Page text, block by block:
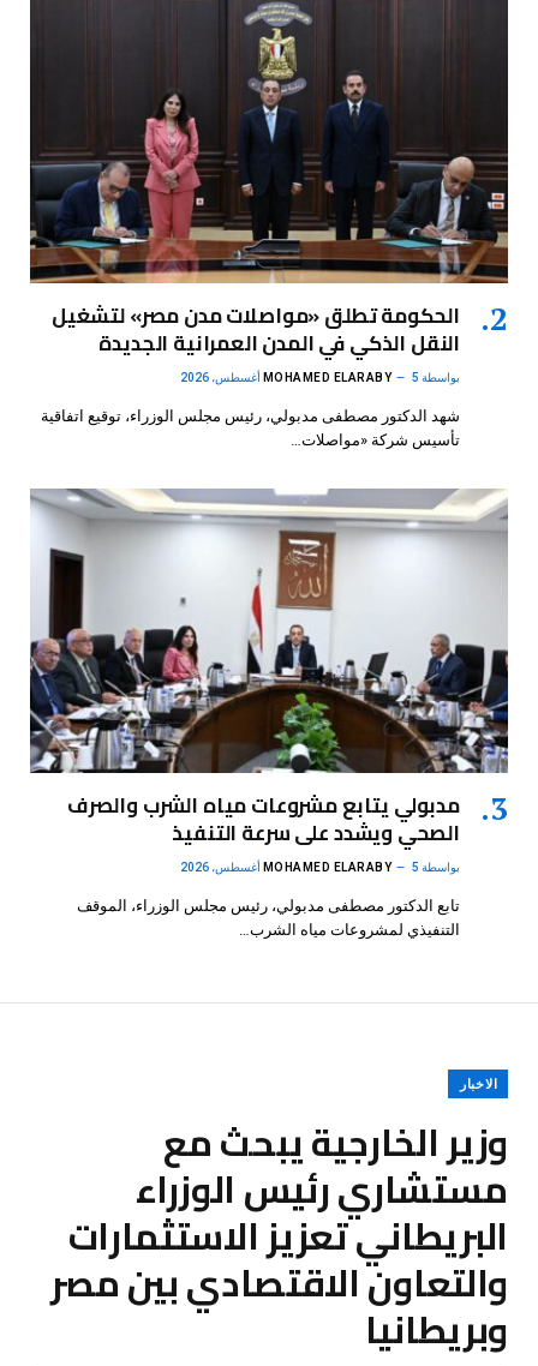
الحكومة تطلق «مواصلات مدن مصر» لتشغيل
النقل الذكي في المدن العمرانية الجديدة
بواسطة MOHAMED ELARABY 5 أغسطس، 2026
شهد الدكتور مصطفى مدبولي، رئيس مجلس الوزراء، توقيع اتفاقية
تأسيس شركة «مواصلات…
مدبولي يتابع مشروعات مياه الشرب والصرف
الصحي ويشدد على سرعة التنفيذ
بواسطة MOHAMED ELARABY 5 أغسطس، 2026
تابع الدكتور مصطفى مدبولي، رئيس مجلس الوزراء، الموقف
التنفيذي لمشروعات مياه الشرب…
الاخبار
وزير الخارجية يبحث مع
مستشاري رئيس الوزراء
البريطاني تعزيز الاستثمارات
والتعاون الاقتصادي بين مصر
وبريطانيا